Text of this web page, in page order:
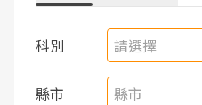
科別 請選擇
縣市 縣市